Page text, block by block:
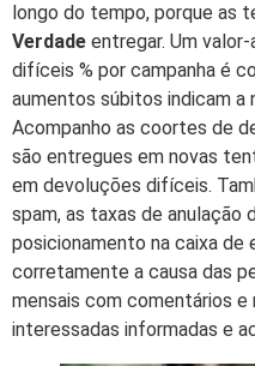
longo do tempo, porque as
Verdade entregar. Um
difíceis % por campanha é
aumentos súbitos indicam a
Acompanho as coortes de
são entregues em novas
em devoluções difíceis.
spam, as taxas de anulação
posicionamento na caixa de
corretamente a causa das
mensais com comentários
interessadas informadas e